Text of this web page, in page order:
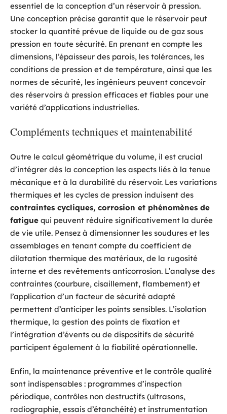
essentiel de la conception d’un réservoir à pression.
Une conception précise garantit que le réservoir peut
stocker la quantité prévue de liquide ou de gaz sous
pression en toute sécurité. En prenant en compte les
dimensions, l’épaisseur des parois, les tolérances, les
conditions de pression et de température, ainsi que les
normes de sécurité, les ingénieurs peuvent concevoir
des réservoirs à pression efficaces et fiables pour une
variété d’applications industrielles.
Compléments techniques et maintenabilité
Outre le calcul géométrique du volume, il est crucial
d’intégrer dès la conception les aspects liés à la tenue
mécanique et à la durabilité du réservoir. Les variations
thermiques et les cycles de pression induisent des
contraintes cycliques, corrosion et phénomènes de
fatigue qui peuvent réduire significativement la durée
de vie utile. Pensez à dimensionner les soudures et les
assemblages en tenant compte du coefficient de
dilatation thermique des matériaux, de la rugosité
interne et des revêtements anticorrosion. L’analyse des
contraintes (courbure, cisaillement, flambement) et
l’application d’un facteur de sécurité adapté
permettent d’anticiper les points sensibles. L’isolation
thermique, la gestion des points de fixation et
l’intégration d’évents ou de dispositifs de sécurité
participent également à la fiabilité opérationnelle.
Enfin, la maintenance préventive et le contrôle qualité
sont indispensables : programmes d’inspection
périodique, contrôles non destructifs (ultrasons,
radiographie, essais d’étanchéité) et instrumentation